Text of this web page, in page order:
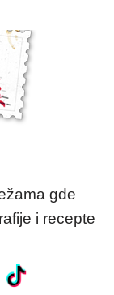
gde
i recepte